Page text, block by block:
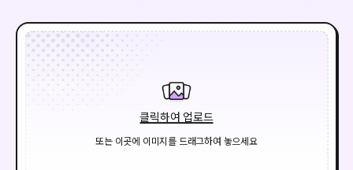
클릭하여 업로드
또는 이곳에 이미지를 드래그하여 놓으세요